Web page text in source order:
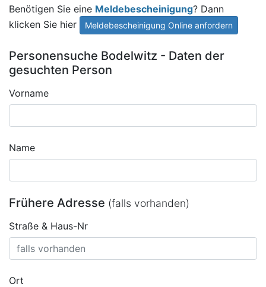
Benötigen Sie eine Meldebescheinigung? Dann
klicken Sie hier
Meldebescheinigung Online anfordern
Personensuche Bodelwitz - Daten der
gesuchten Person
Vorname
Name
Frühere Adresse (falls vorhanden)
Straße & Haus-Nr
Ort